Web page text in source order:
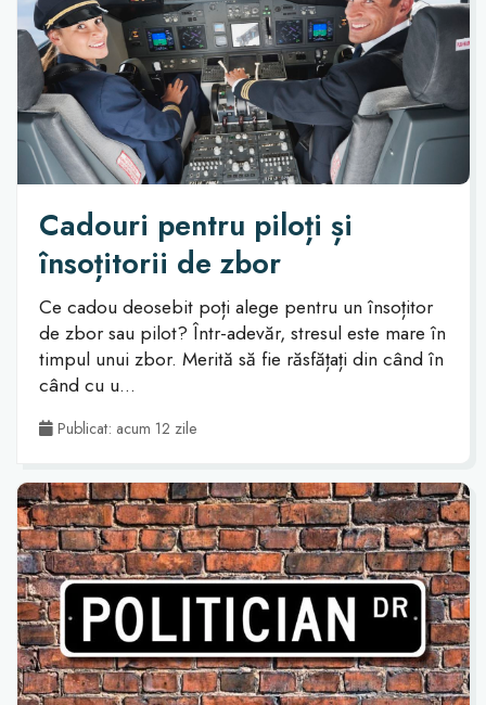
Cadouri pentru piloți și
însoțitorii de zbor
Ce cadou deosebit poți alege pentru un însoțitor
de zbor sau pilot? Într-adevăr, stresul este mare în
timpul unui zbor. Merită să fie răsfățați din când în
când cu u...
Publicat: acum 12 zile